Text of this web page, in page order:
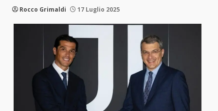
Rocco Grimaldi 17 Luglio 2025